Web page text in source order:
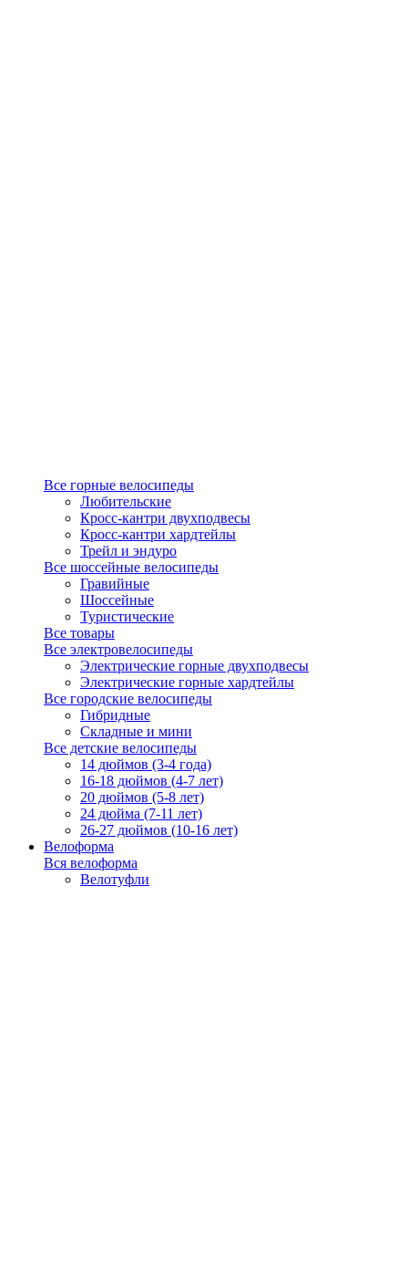
Все горные велосипеды
Любительские
Кросс-кантри двухподвесы
Кросс-кантри хардтейлы
Трейл и эндуро
Все шоссейные велосипеды
Гравийные
Шоссейные
Туристические
Все товары
Все электровелосипеды
Электрические горные двухподвесы
Электрические горные хардтейлы
Все городские велосипеды
Гибридные
Складные и мини
Все детские велосипеды
14 дюймов (3-4 года)
16-18 дюймов (4-7 лет)
20 дюймов (5-8 лет)
24 дюйма (7-11 лет)
26-27 дюймов (10-16 лет)
Велоформа
Вся велоформа
Велотуфли